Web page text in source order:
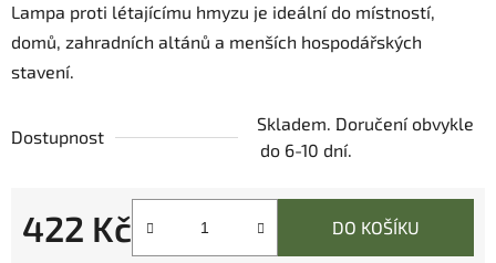
Lampa proti létajícímu hmyzu je ideální do místností,
domů, zahradních altánů a menších hospodářských
stavení.
Dostupnost
Skladem. Doručení obvykle
do 6-10 dní.
422 Kč DO KOŠÍKU